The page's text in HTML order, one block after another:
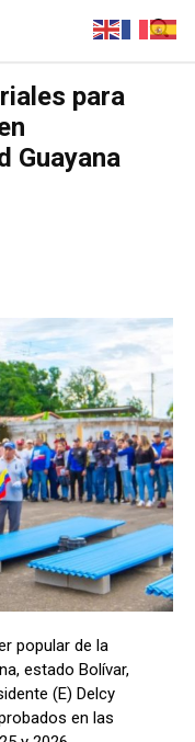
para
Guayana
popular de la
estado Bolívar,
(E) Delcy
en las